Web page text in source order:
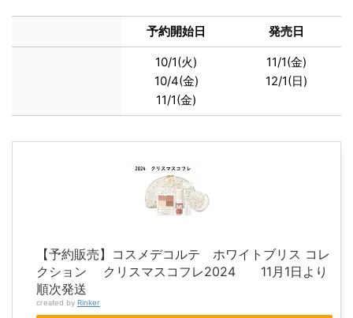
予約開始日 発売日
10/1(火)
10/4(金)
11/1(金)
11/1(金)
12/1(日)
【予約販売】コスメデコルテ ホワイトブリス コレ
クション クリスマスコフレ2024 11月1日より
順次発送
created by Rinker